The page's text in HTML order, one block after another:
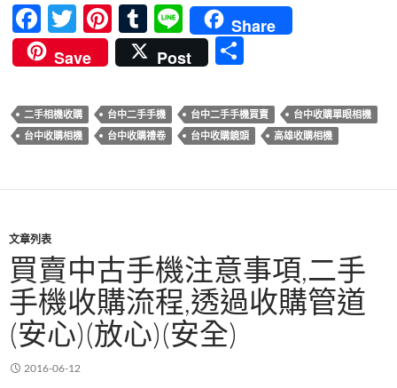
F
ac
e
b
o
k
T
w
itt
er
Pi
nt
er
es
t
T
u
m
bl
r
Li
n
e
Share
Save
Post
二手相機收購 台中二手手機 台中二手手機買賣
台中收購單眼相機
台中收購相機
台中收購禮卷 台中收購鏡頭 高雄收購相機
文章列表
買賣中古手機注意事項,二手
手機收購流程,透過收購管道
(安心)(放心)(安全)
2016-06-12